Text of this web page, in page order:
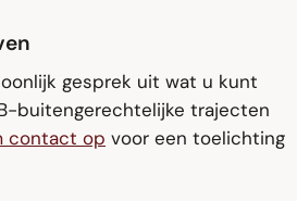
gesprek uit wat u kunt
buitengerechtelijke trajecten
contact op voor een toelichting